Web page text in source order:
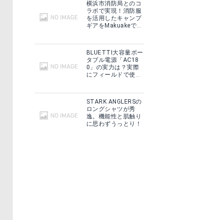
横浜市消防局とのコ
ラボで実現！消防服
を活用したキャンプ
ギアをMakuakeで予
BLUETTI大容量ポー
タブル電源「AC18
0」の実力は？実際
にフィールドで使用
STARK ANGLERSの
ロングシャツが秀
逸。機能性と肌触り
に思わずうっとり！